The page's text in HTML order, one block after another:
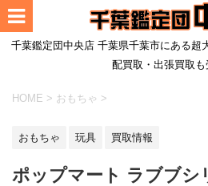
千葉鑑定団中央店 千葉県千葉市にある
配買取・出張買取も
HOME > おもちゃ >
おもちゃ 玩具 買取情報
ポップマート ラブブシ